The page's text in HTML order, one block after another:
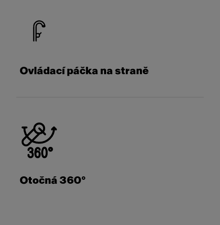
Ovládací páčka na straně
Otočná 360°